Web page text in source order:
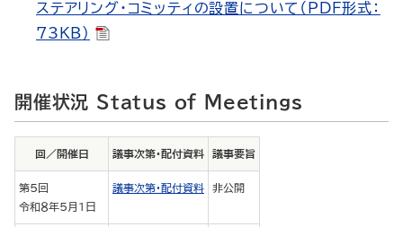
ステアリング・コミッティの設置について（PDF形式：
73KB）
開催状況 Status of Meetings
回／開催日 議事次第・配付資料 議事要旨
第5回
令和８年5月1日
議事次第・配付資料 非公開